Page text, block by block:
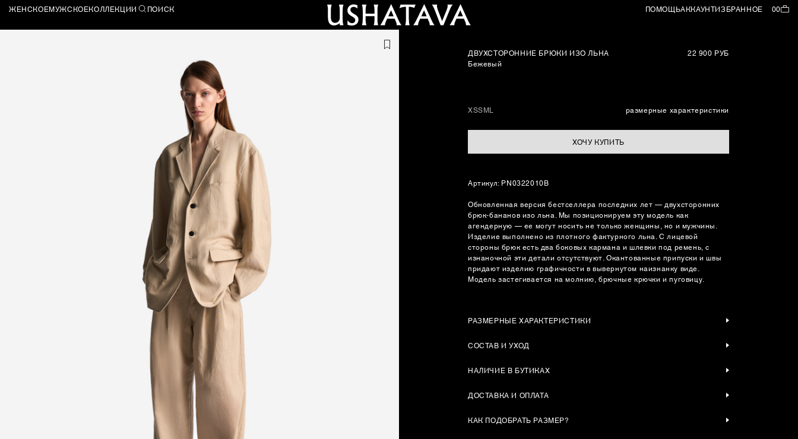
ЖЕНСКОЕМУЖСКОЕКОЛЛЕКЦИИ ПОИСК ПОМОЩЬАККАУНТИЗБРАННОЕ 00
ДВУХСТОРОННИЕ БРЮКИ ИЗО ЛЬНА
Бежевый
22 900 РУБ
XSSML размерные характеристики
ХОЧУ КУПИТЬ
Артикул: PN0322010B
Обновленная версия бестселлера последних лет — двухсторонних
брюк-бананов изо льна. Мы позиционируем эту модель как
агендерную — ее могут носить не только женщины, но и мужчины.
Изделие выполнено из плотного фактурного льна. С лицевой
стороны брюк есть два боковых кармана и шлевки под ремень, с
изнаночной эти детали отсутствуют. Окантованные припуски и швы
придают изделию графичности в вывернутом наизнанку виде.
Модель застегивается на молнию, брючные крючки и пуговицу.
РАЗМЕРНЫЕ ХАРАКТЕРИСТИКИ
СОСТАВ И УХОД
НАЛИЧИЕ В БУТИКАХ
ДОСТАВКА И ОПЛАТА
КАК ПОДОБРАТЬ РАЗМЕР?